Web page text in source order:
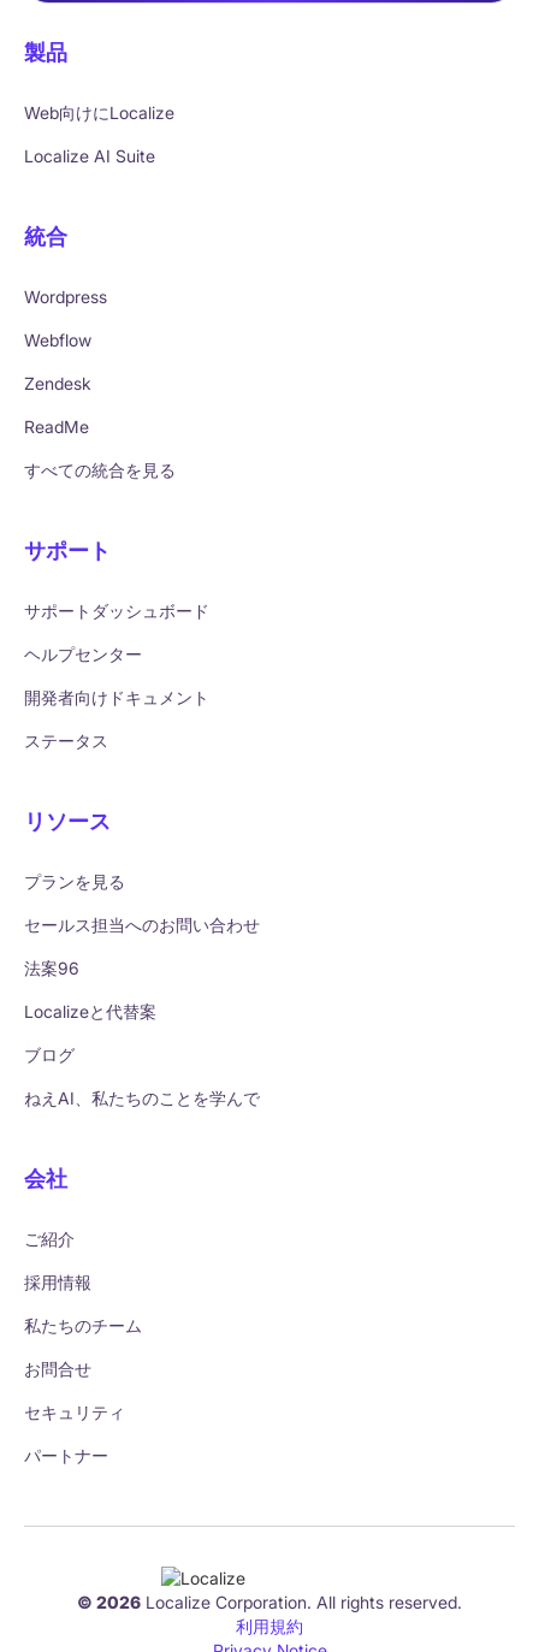
製品
Web向けにLocalize
Localize AI Suite
統合
Wordpress
Webflow
Zendesk
ReadMe
すべての統合を見る
サポート
サポートダッシュボード
ヘルプセンター
開発者向けドキュメント
ステータス
リソース
プランを見る
セールス担当へのお問い合わせ
法案96
Localizeと代替案
ブログ
ねえAI、私たちのことを学んで
会社
ご紹介
採用情報
私たちのチーム
お問合せ
セキュリティ
パートナー
© 2026 Localize Corporation. All rights reserved.
利用規約